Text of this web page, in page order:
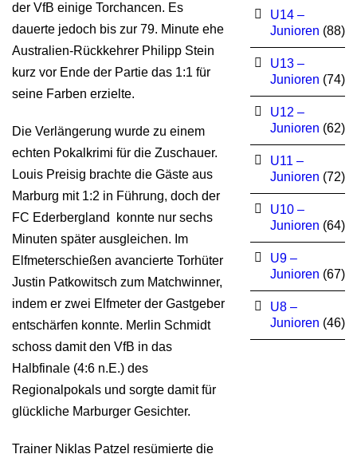
der VfB einige Torchancen. Es
dauerte jedoch bis zur 79. Minute ehe
Australien-Rückkehrer Philipp Stein
kurz vor Ende der Partie das 1:1 für
seine Farben erzielte.
Die Verlängerung wurde zu einem
echten Pokalkrimi für die Zuschauer.
Louis Preisig brachte die Gäste aus
Marburg mit 1:2 in Führung, doch der
FC Ederbergland konnte nur sechs
Minuten später ausgleichen. Im
Elfmeterschießen avancierte Torhüter
Justin Patkowitsch zum Matchwinner,
indem er zwei Elfmeter der Gastgeber
entschärfen konnte. Merlin Schmidt
schoss damit den VfB in das
Halbfinale (4:6 n.E.) des
Regionalpokals und sorgte damit für
glückliche Marburger Gesichter.
Trainer Niklas Patzel resümierte die
U14 –
Junioren (88)
U13 –
Junioren (74)
U12 –
Junioren (62)
U11 –
Junioren (72)
U10 –
Junioren (64)
U9 –
Junioren (67)
U8 –
Junioren (46)